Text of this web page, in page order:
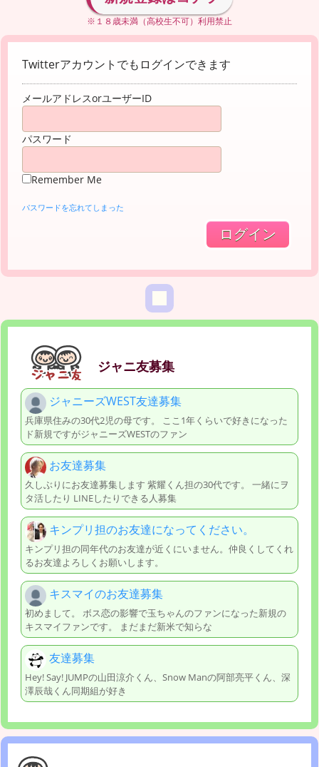
※１８歳未満（高校生不可）利用禁止
Twitterアカウントでもログインできます
メールアドレスorユーザーID
パスワード
Remember Me
パスワードを忘れてしまった
ジャニ友募集
ジャニーズWEST友達募集
兵庫県住みの30代2児の母です。 ここ1年くらいで好きになった
ド新規ですがジャニーズWESTのファン
お友達募集
久しぶりにお友達募集します 紫耀くん担の30代です。 一緒にヲ
タ活したり LINEしたりできる人募集
キンプリ担のお友達になってください。
キンプリ担の同年代のお友達が近くにいません。仲良くしてくれ
るお友達よろしくお願いします。
キスマイのお友達募集
初めまして。 ボス恋の影響で玉ちゃんのファンになった新規の
キスマイファンです。 まだまだ新米で知らな
友達募集
Hey! Say! JUMPの山田涼介くん、Snow Manの阿部亮平くん、深
澤辰哉くん同期組が好き